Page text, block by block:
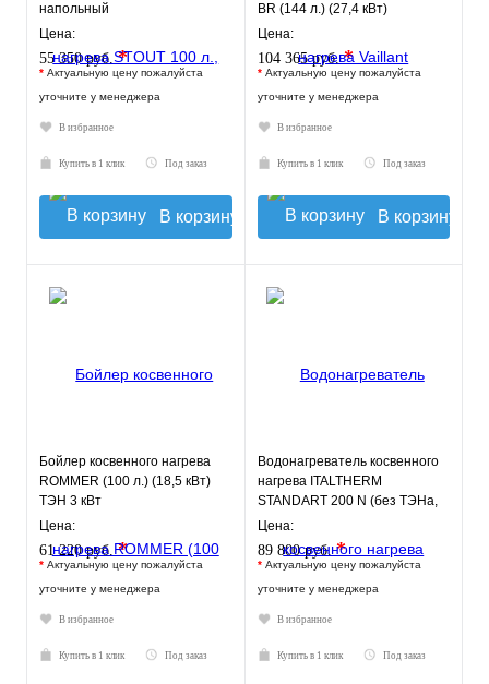
напольный
Цена:
55 350 руб.*
* Актуальную цену пожалуйста
уточните у менеджера
В избранное
Купить в 1 клик Под заказ
В корзину
ВR (144 л.) (27,4 кВт)
напольный
Цена:
104 365 руб.*
* Актуальную цену пожалуйста
уточните у менеджера
В избранное
Купить в 1 клик Под заказ
В корзину
Бойлер косвенного нагрева
ROMMER (100 л.) (18,5 кВт)
ТЭН 3 кВт
Цена:
61 220 руб.*
* Актуальную цену пожалуйста
уточните у менеджера
В избранное
Купить в 1 клик Под заказ
Водонагреватель косвенного
нагрева ITALTHERM
STANDART 200 N (без ТЭНа,
бок.подключ)
Цена:
89 800 руб.*
* Актуальную цену пожалуйста
уточните у менеджера
В избранное
Купить в 1 клик Под заказ